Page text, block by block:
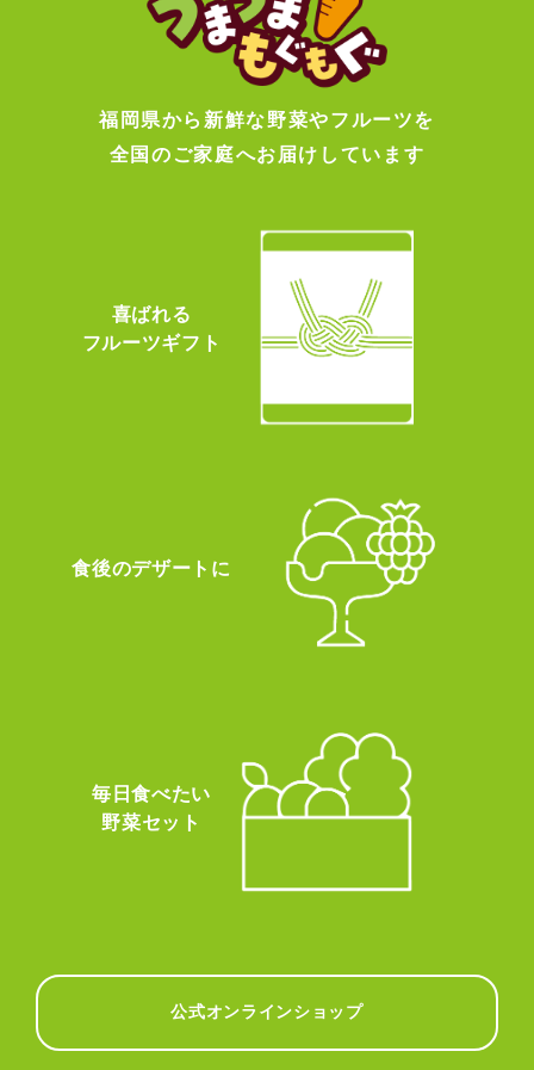
福岡県から新鮮な野菜やフルーツを
全国のご家庭へお届けしています
喜ばれる
フルーツギフト
食後のデザートに
毎日食べたい
野菜セット
公式オンラインショップ